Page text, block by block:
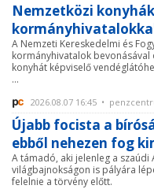
Nemzetközi
A Nemzeti Kereskedelmi és
kormányhivatalok
konyhát képviselő
...
2026.08.07 16:45 •
Újabb focista a
ebből nehezen fog
A támadó, aki jelenleg a
világbajnokságon is pályára
felelnie a törvény előtt.